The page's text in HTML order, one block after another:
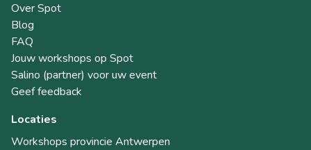
Over Spot
Blog
FAQ
Jouw workshops op Spot
Salino (partner) voor uw event
Geef feedback
Locaties
Workshops provincie Antwerpen